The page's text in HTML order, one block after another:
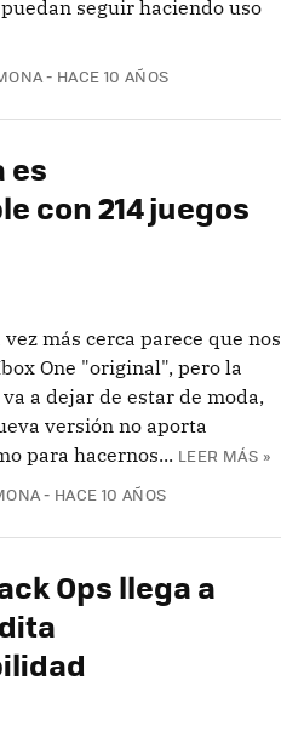
seguir haciendo uso
HACE 10 AÑOS
es
con 214 juegos
vez más cerca parece que nos
One "original", pero la
a dejar de estar de moda,
versión no aporta
para hacernos... LEER MÁS »
HACE 10 AÑOS
Ops llega a